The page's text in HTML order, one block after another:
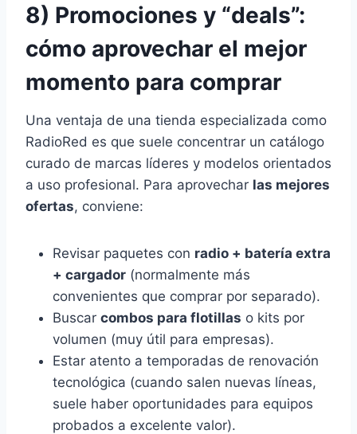
8) Promociones y “deals”:
cómo aprovechar el mejor
momento para comprar
Una ventaja de una tienda especializada como
RadioRed es que suele concentrar un catálogo
curado de marcas líderes y modelos orientados
a uso profesional. Para aprovechar las mejores
ofertas, conviene:
Revisar paquetes con radio + batería extra
+ cargador (normalmente más
convenientes que comprar por separado).
Buscar combos para flotillas o kits por
volumen (muy útil para empresas).
Estar atento a temporadas de renovación
tecnológica (cuando salen nuevas líneas,
suele haber oportunidades para equipos
probados a excelente valor).